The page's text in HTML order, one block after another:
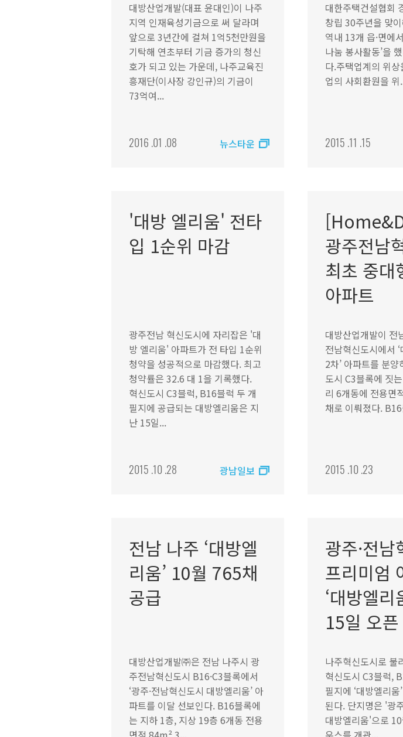
대방산업개발(대표 윤대인)이 나주
지역 인재육성기금으로 써 달라며
앞으로 3년간에 걸쳐 1억5천만원을
기탁해 연초부터 기금 증가의 청신
호가 되고 있는 가운데, 나주교육진
흥재단(이사장 강인규)의 기금이
73억여...
2016 .01 .08 뉴스타운
대한주택건설협회
창립 30주년을 맞
역내 13개 읍·면에
나눔 봉사활동’을
다.주택업계의 위상
업의 사회환원을 위
2015 .11 .15
'대방 엘리움' 전타
입 1순위 마감
광주전남 혁신도시에 자리잡은 '대
방 엘리움' 아파트가 전 타입 1순위
청약을 성공적으로 마감했다. 최고
청약률은 32.6 대 1을 기록했다.
혁신도시 C3블럭, B16블럭 두 개
필지에 공급되는 대방엘리움은 지
난 15일...
2015 .10 .28 광남일보
광주전남
최초 중대
아파트
대방산업개발이 전
전남혁신도시에서
2차’ 아파트를 분
도시 C3블록에 짓
리 6개동에 전용면
채로 이뤄졌다.
2015 .10 .23
전남 나주 ‘대방엘
리움’ 10월 765채
공급
대방산업개발㈜은 전남 나주시 광
주전남혁신도시 B16·C3블록에서
‘광주·전남혁신도시 대방엘리움’ 아
파트를 이달 선보인다. B16블록에
는 지하 1층, 지상 19층 6개동 전용
광주·전남
프리미엄
‘대방엘리
15일 오픈
나주혁신도시로 불
혁신도시 C3블럭,
필지에 ‘대방엘리
된다. 단지명은 '광
대방엘리움'으로